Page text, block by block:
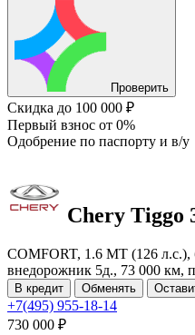
Проверить
Скидка до 100 000 ₽
Первый взнос от 0%
Одобрение по паспорту и в/у
Chery Tiggo
COMFORT, 1.6 MT (126 л.с.),
внедорожник 5д., 73 000 км,
В кредит Обменять
+7(495) 955-18-14
730 000 ₽